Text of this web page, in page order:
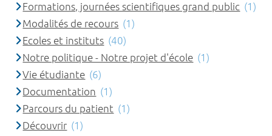
Formations, journées scientifiques grand public (1)
Modalités de recours (1)
Ecoles et instituts (40)
Notre politique - Notre projet d'école (1)
Vie étudiante (6)
Documentation (1)
Parcours du patient (1)
Découvrir (1)